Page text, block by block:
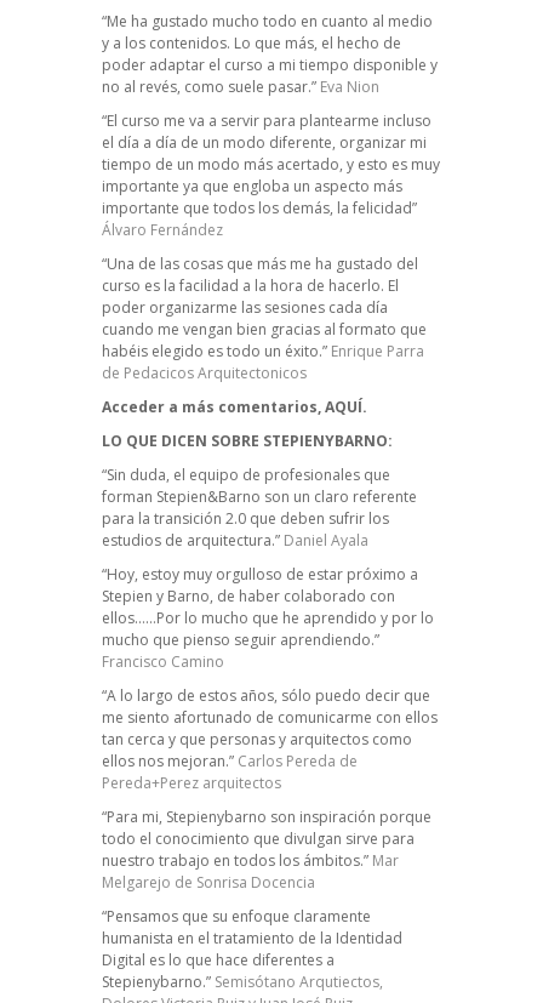
“Me ha gustado mucho todo en cuanto al medio
y a los contenidos. Lo que más, el hecho de
poder adaptar el curso a mi tiempo disponible y
no al revés, como suele pasar.” Eva Nion
“El curso me va a servir para plantearme incluso
el día a día de un modo diferente, organizar mi
tiempo de un modo más acertado, y esto es muy
importante ya que engloba un aspecto más
importante que todos los demás, la felicidad”
Álvaro Fernández
“Una de las cosas que más me ha gustado del
curso es la facilidad a la hora de hacerlo. El
poder organizarme las sesiones cada día
cuando me vengan bien gracias al formato que
habéis elegido es todo un éxito.” Enrique Parra
de Pedacicos Arquitectonicos
Acceder a más comentarios,AQUÍ.
LO QUE DICEN SOBRE STEPIENYBARNO:
“Sin duda, el equipo de profesionales que
forman Stepien&Barno son un claro referente
para la transición 2.0 que deben sufrir los
estudios de arquitectura.” Daniel Ayala
“Hoy, estoy muy orgulloso de estar próximo a
Stepien y Barno, de haber colaborado con
ellos……Por lo mucho que he aprendido y por lo
mucho que pienso seguir aprendiendo.”
Francisco Camino
“A lo largo de estos años, sólo puedo decir que
me siento afortunado de comunicarme con ellos
tan cerca y que personas y arquitectos como
ellos nos mejoran.” Carlos Pereda de
Pereda+Perez arquitectos
“Para mi, Stepienybarno son inspiración porque
todo el conocimiento que divulgan sirve para
nuestro trabajo en todos los ámbitos.” Mar
Melgarejo de Sonrisa Docencia
“Pensamos que su enfoque claramente
humanista en el tratamiento de la Identidad
Digital es lo que hace diferentes a
Stepienybarno.” Semisótano Arqutiectos,